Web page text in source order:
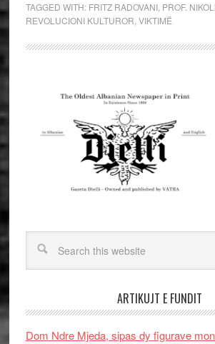
TAGGED WITH: FRITZ RADOVANI, PROF.
REVOLUCIONI KULTUROR VIKTIMË
ARTIKUJT E FUNDIT
Dom Ndre Mjeda, sipas dy figurave